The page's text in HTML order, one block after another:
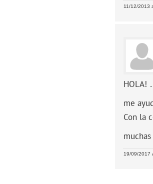
11/12/2013
HOLA!
me
Con la
19/09/2017